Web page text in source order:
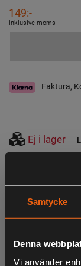
Samtycke
Denna
Vi använder
149:-
inklusive moms
Faktura,
Ej i lager
Observera att
Beskrivning
stretchig
Med denna